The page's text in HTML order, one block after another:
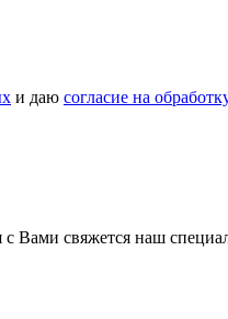
и даю согласие на
Вами свяжется наш